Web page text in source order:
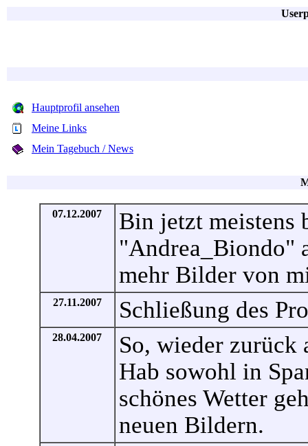
Hauptprofil ansehen
Meine Links
Mein Tagebuch / News
07.12.2007
Bin jetzt meistens
"Andrea_Biondo"
mehr Bilder von
27.11.2007 Schließung des
28.04.2007
So, wieder zurück
Hab sowohl in
schönes Wetter
neuen Bildern.